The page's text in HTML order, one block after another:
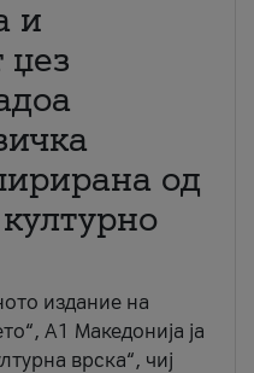
и
џез
од
издание на
А1 Македонија ја
врска“, чиј